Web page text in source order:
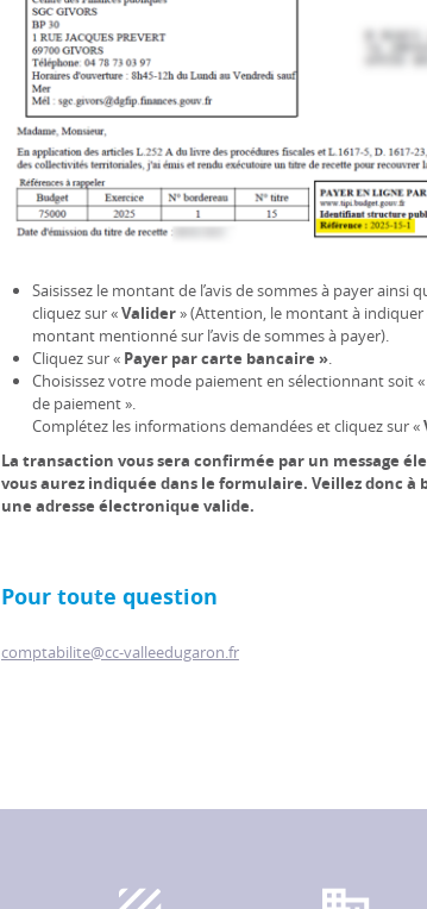
Saisissez le montant de l’avis de sommes à payer ainsi
cliquez sur «Valider» (Attention, le montant à
montant mentionné sur l’avis de sommes à payer).
Cliquez sur « Payer par carte bancaire ».
Choisissez votre mode paiement en sélectionnant soit
de paiement ».
Complétez les informations demandées et cliquez sur «
La transaction vous sera confirmée par un message
vous aurez indiquée dans le formulaire. Veillez donc à
une adresse électronique valide.
Pour toute question
comptabilite@cc-valleedugaron.fr